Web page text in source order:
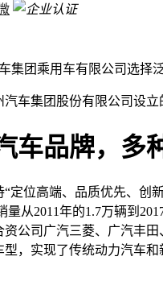
集团乘用车有限公司选择
车集团股份有限公司设
车品牌，多
“定位高端、品质优先、创
量从2011年的1.7万辆到
公司广汽三菱、广汽丰
，实现了传统动力汽车和